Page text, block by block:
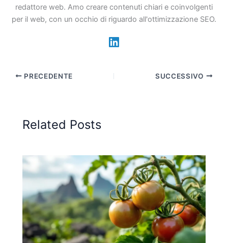
redattore web. Amo creare contenuti chiari e coinvolgenti
per il web, con un occhio di riguardo all'ottimizzazione SEO.
PRECEDENTE SUCCESSIVO
Related Posts